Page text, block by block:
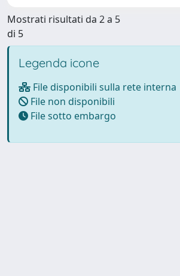
Mostrati risultati da 2 a 5
di 5
Legenda icone
File disponibili sulla rete interna
File non disponibili
File sotto embargo